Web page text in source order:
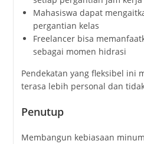
Mahasiswa dapat
pergantian kelas
Freelancer bisa
sebagai momen hidrasi
Pendekatan yang fleksibel ini
terasa lebih personal dan
Penutup
Membangun kebiasaan minum